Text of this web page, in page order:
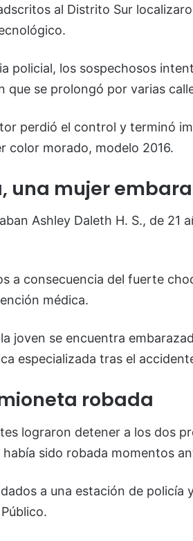
al Distrito Sur
policial, los sospechosos
que se prolongó por varias
perdió el control y terminó
color morado, modelo 2016.
una mujer
Ashley Daleth H. S., de 21
a consecuencia del fuerte
médica.
joven se encuentra
especializada tras el
robada
lograron detener a los dos
sido robada momentos
a una estación de policía